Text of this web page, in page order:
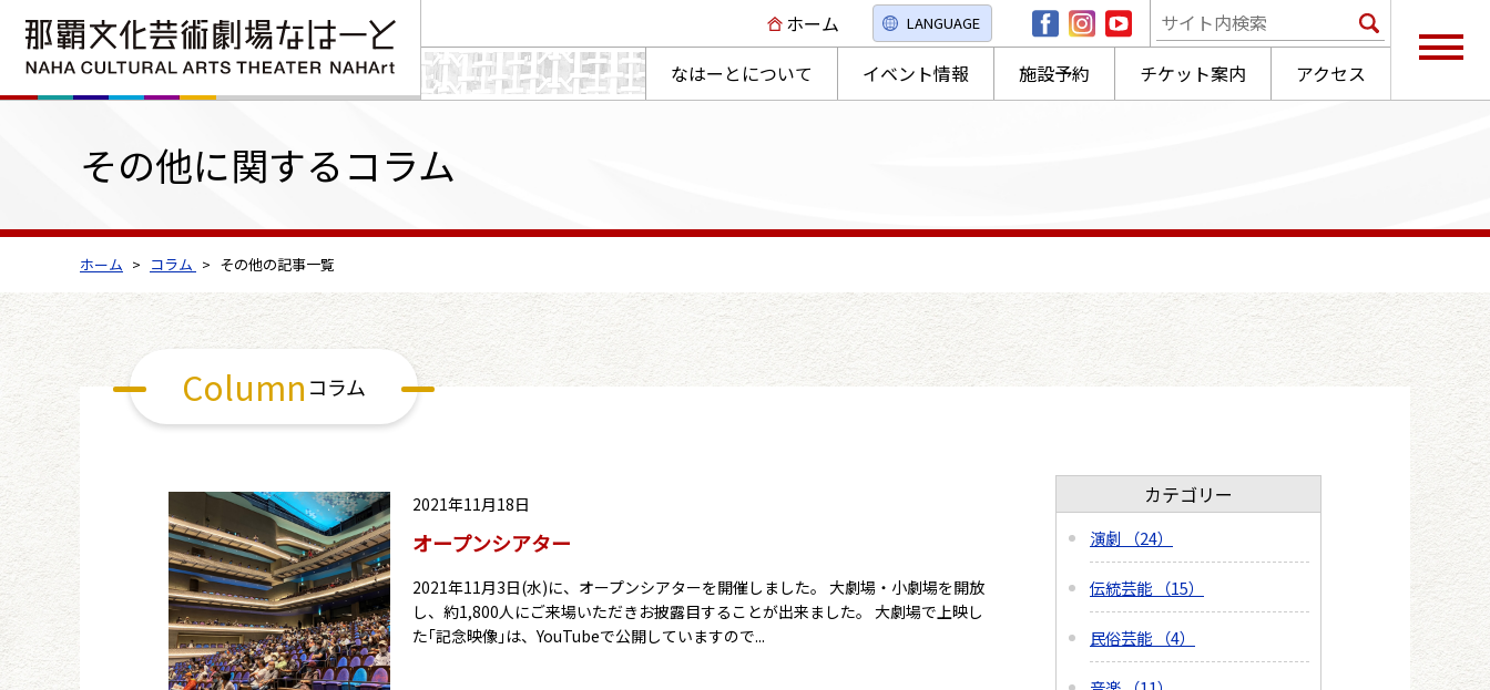
ホーム LANGUAGE
なはーとについて イベント情報 施設予約 チケット案内 アクセス
その他に関するコラム
ホーム コラム その他の記事一覧
Column コラム
2021年11月18日
オープンシアター
2021年11月3日(水)に、オープンシアターを開催しました。 大劇場・小劇場を開放
し、約1,800人にご来場いただきお披露目することが出来ました。 大劇場で上映し
た｢記念映像｣は、YouTubeで公開していますので...
カテゴリー
演劇 （24）
伝統芸能 （15）
民俗芸能 （4）